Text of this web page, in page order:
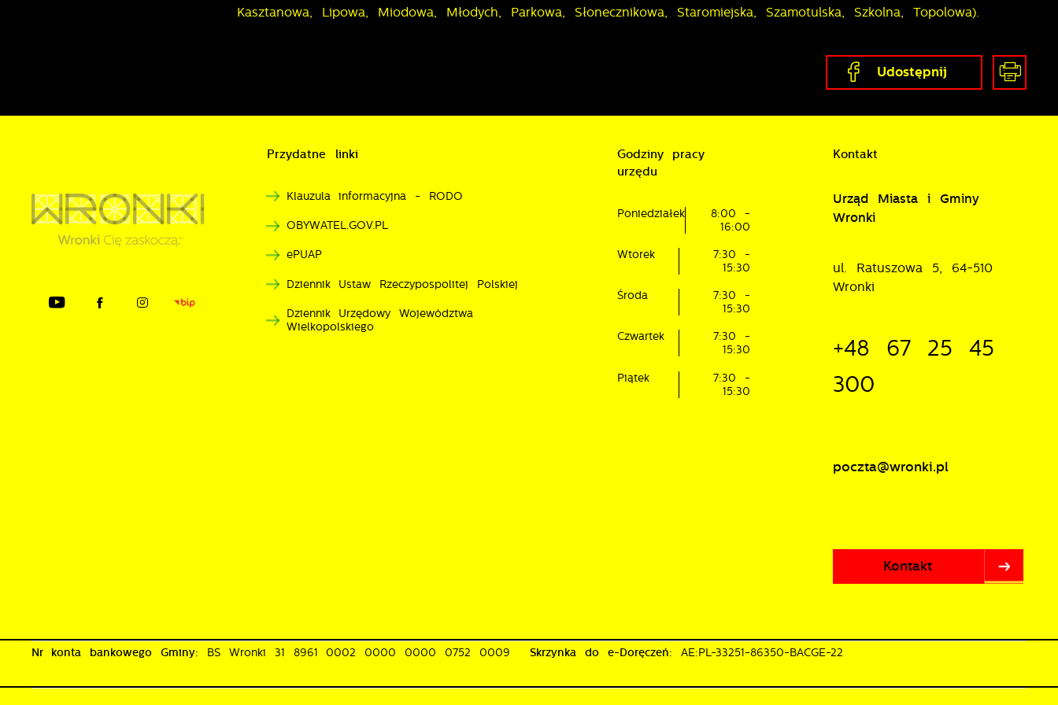
Kasztanowa, Lipowa, Miodowa, Młodych, Parkowa, Słonecznikowa, Staromiejska, Szamotulska, Szkolna, Topolowa).
Udostępnij
Przydatne linki
Klauzula informacyjna - RODO
OBYWATEL.GOV.PL
ePUAP
Dziennik Ustaw Rzeczypospolitej Polskiej
Dziennik Urzędowy Województwa
Wielkopolskiego
Godziny pracy
urzędu
Poniedziałek
8:00 -
16:00
Wtorek
7:30 -
15:30
Środa
7:30 -
15:30
Czwartek
7:30 -
15:30
Piątek
7:30 -
15:30
Kontakt
Urząd Miasta i Gminy
Wronki
ul. Ratuszowa 5, 64-510
Wronki
+48 67 25 45
300
poczta@wronki.pl
Kontakt
Nr konta bankowego Gminy: BS Wronki 31 8961 0002 0000 0000 0752 0009 Skrzynka do e-Doręczeń: AE:PL-33251-86350-BACGE-22